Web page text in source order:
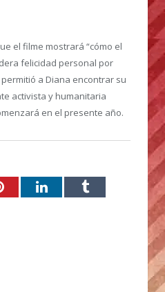
el filme mostrará “cómo el
felicidad personal por
a Diana encontrar su
activista y humanitaria
en el presente año.
PinterestLinkedInTumblr